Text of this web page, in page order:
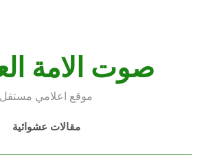
صوت الامة
موقع اعلامي مستقل
مقالات عشوائية